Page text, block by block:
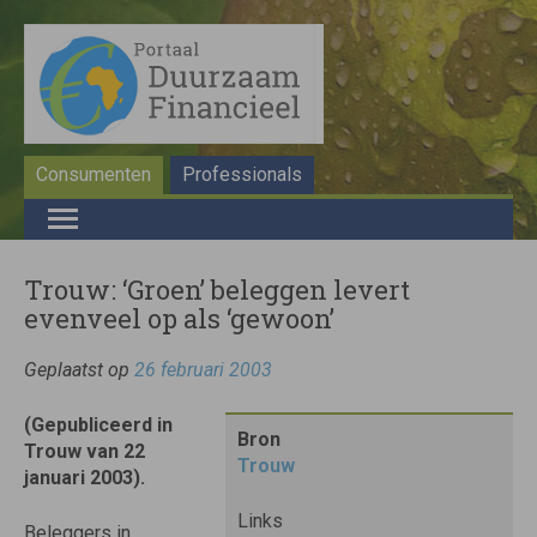
Consumenten Professionals
Trouw: ‘Groen’ beleggen levert
evenveel op als ‘gewoon’
Geplaatst op 26 februari 2003
Bron
Trouw
Links
(Gepubliceerd in
Trouw van 22
januari 2003).